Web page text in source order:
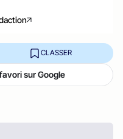
CLASSER
sur Google